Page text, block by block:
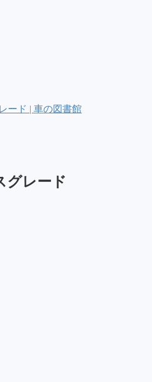
ード | 車の図書館
グレード